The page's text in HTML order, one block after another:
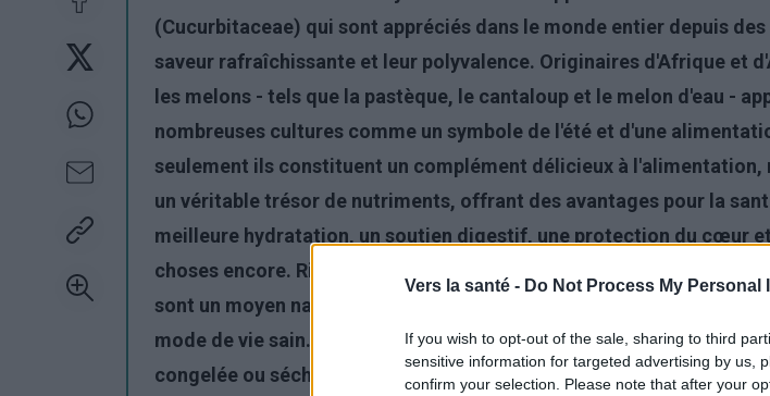
Vers la santé - Do Not Process My Personal
If you wish to opt-out of the sale, sharing to third
sensitive information for targeted advertising by us,
confirm your selection. Please note that after your
(Cucurbitaceae) qui sont appréciés dans le monde entier depuis
saveur rafraîchissante et leur polyvalence. Originaires d'Afrique et
les melons - tels que la pastèque, le cantaloup et le melon d'eau -
nombreuses cultures comme un symbole de l'été et d'une
seulement ils constituent un complément délicieux à l'alimentation,
un véritable trésor de nutriments, offrant des avantages pour la
meilleure hydratation, un soutien digestif, une protection du cœur
choses encore. Riches en vitamines, en minéraux, en antioxydants et
sont un moyen naturel et peu calorique d'améliorer votre humeur et
mode de vie sain. Disponibles pendant la saison estivale et toute
congelée ou séchée, ils sont faciles à intégrer dans votre menu